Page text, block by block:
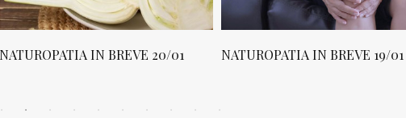
NATUROPATIA IN BREVE 19/01 NATUROPATIA IN BREVE